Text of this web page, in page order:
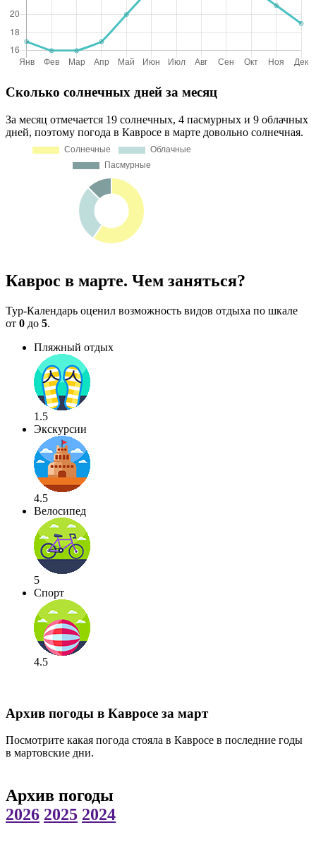
Сколько солнечных дней за месяц
За месяц отмечается 19 солнечных, 4 пасмурных и 9 облачных
дней, поэтому погода в Кавросе в марте довольно солнечная.
Каврос в марте. Чем заняться?
Тур-Календарь оценил возможность видов отдыха по шкале
от 0 до 5.
Пляжный отдых
1.5
Экскурсии
4.5
Велосипед
5
Спорт
4.5
Архив погоды в Кавросе за март
Посмотрите какая погода стояла в Кавросе в последние годы
в мартовские дни.
Архив погоды
2026 2025 2024